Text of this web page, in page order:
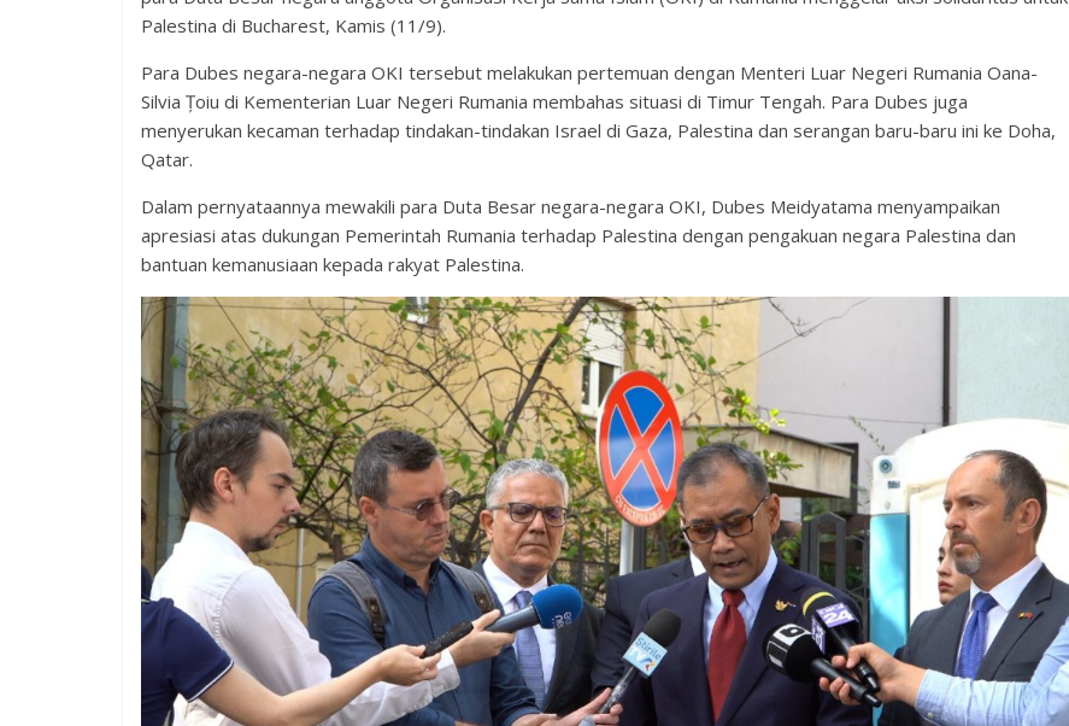
Palestina di Bucharest, Kamis (11/9).
Para Dubes negara-negara OKI tersebut melakukan pertemuan dengan Menteri Luar Negeri Rumania Oana-
Silvia Țoiu di Kementerian Luar Negeri Rumania membahas situasi di Timur Tengah. Para Dubes juga
menyerukan kecaman terhadap tindakan-tindakan Israel di Gaza, Palestina dan serangan baru-baru ini ke Doha,
Qatar.
Dalam pernyataannya mewakili para Duta Besar negara-negara OKI, Dubes Meidyatama menyampaikan
apresiasi atas dukungan Pemerintah Rumania terhadap Palestina dengan pengakuan negara Palestina dan
bantuan kemanusiaan kepada rakyat Palestina.